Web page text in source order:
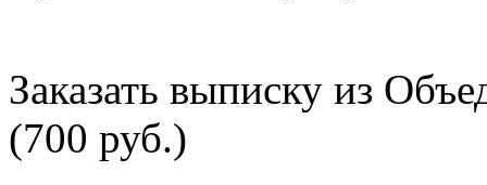
Заказать выписку из
(700 руб.)